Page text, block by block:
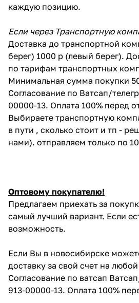
каждую позицию.
Если через Транспортную
Доставка до транспортной
берег) 1000 р (левый берег).
по тарифам транспортных
Минимальная сумма покупки
Согласование по Ватсап/
00000-13. Оплата 100% перед
Выбираете транспортную
в пути , сколько стоит и тп -
нами). отправляем только по
Оптовому покупателю!
Предлагаем приехать за
самый лучший вариант. Если
возможность.
Если Вы в новосибирске
доставку за свой счет на
Согласование по ватсап
913-00000-13. Оплата 100%